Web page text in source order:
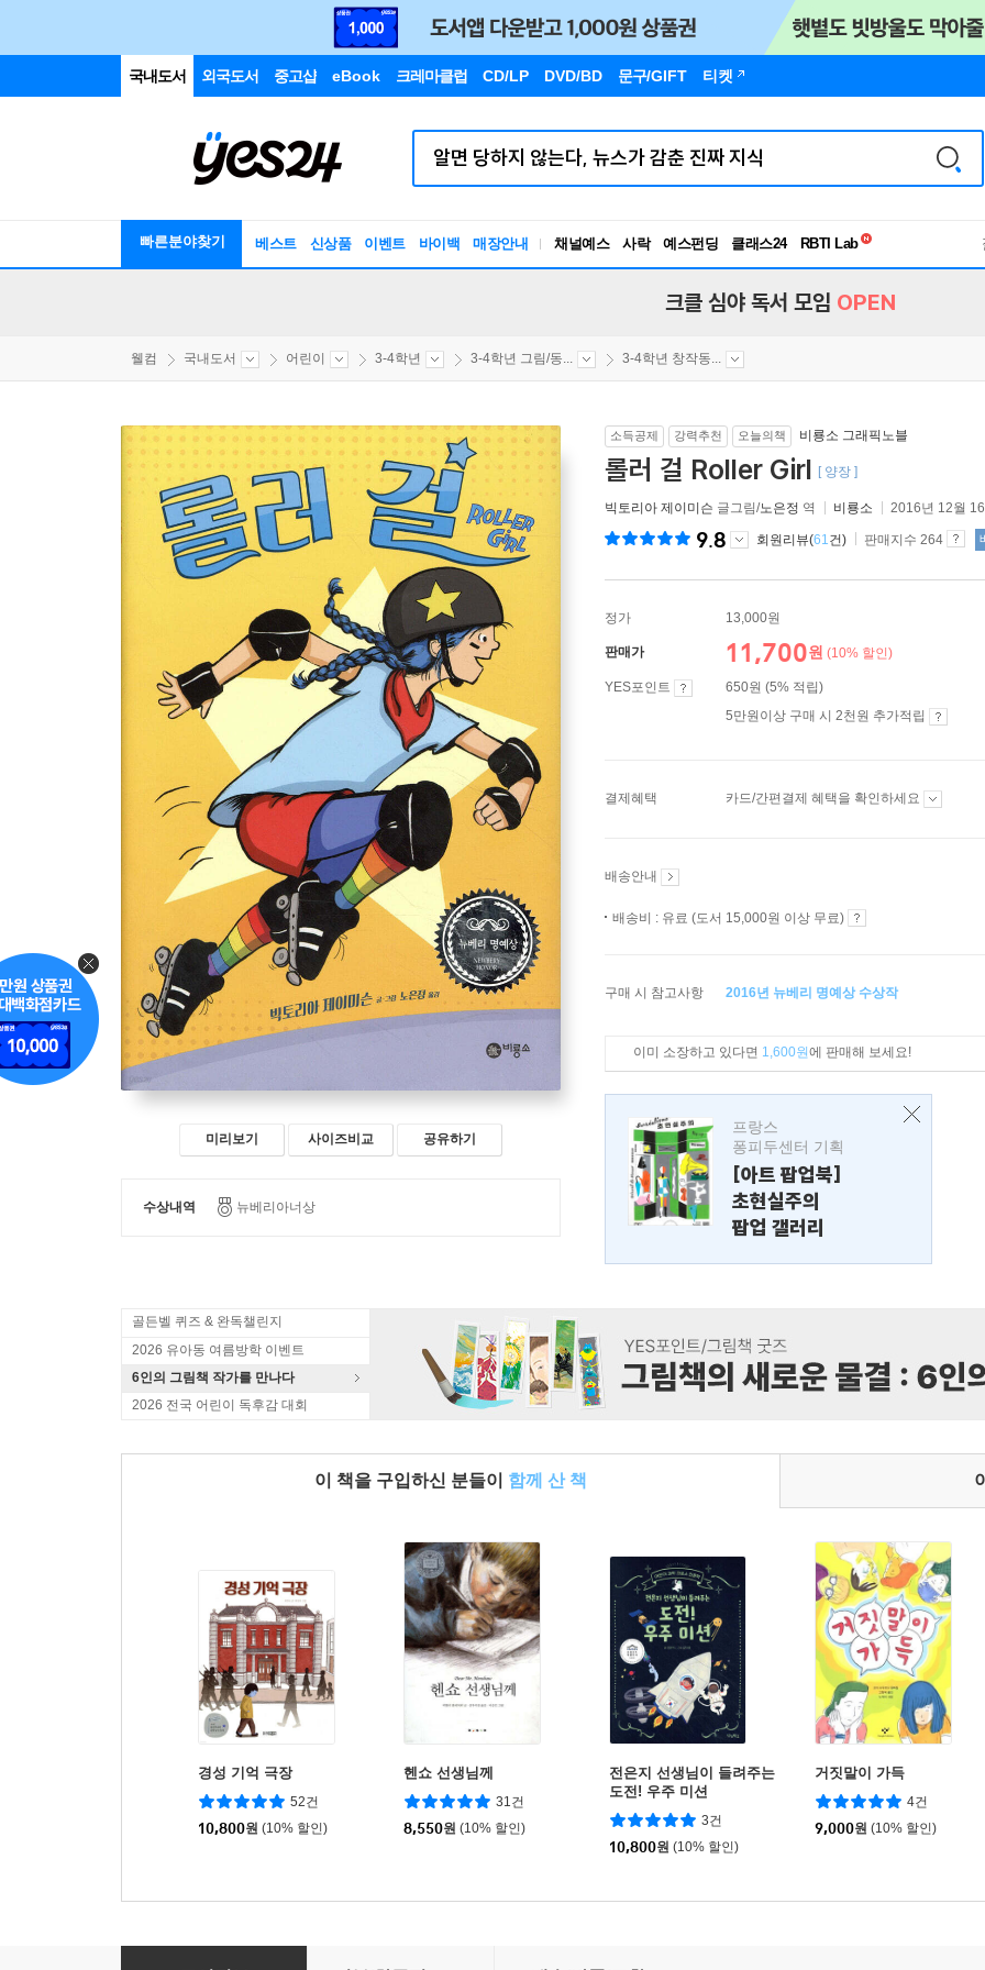
국내도서 외국도서 중고샵 eBook 크레마클럽 CD/LP DVD/BD 문구/GIFT 티켓
빠른분야찾기 베스트 신상품 이벤트 바이백 매장안내 채널예스 사락 예스펀딩 클래스24
RBTI Lab
독서유형검사
크클 심야 독서 모임 OPEN
웰컴 국내도서 어린이 3-4학년 3-4학년 그림/동... 3-4학년 창작동...
미리보기 사이즈비교 공유하기
수상내역 뉴베리아너상
소득공제 강력추천 오늘의책 비룡소 그래픽노블
롤러 걸 Roller Girl [ 양장 ]
빅토리아 제이미슨 글그림/노은정 역 비룡소 2016년 12월
9.8 회원리뷰(61건) 판매지수 264
정가 13,000원
판매가 11,700원 (10% 할인)
YES포인트
650원 (5% 적립)
5만원이상 구매 시 2천원 추가적립
결제혜택 카드/간편결제 혜택을 확인하세요
배송안내
배송비 : 유료 (도서 15,000원 이상 무료)
구매 시 참고사항 2016년 뉴베리 명예상 수상작
이미 소장하고 있다면 1,600원에 판매해 보세요!
프랑스
퐁피두센터 기획
[아트 팝업북]
초현실주의
팝업 갤러리
골든벨 퀴즈 & 완독챌린지
2026 유아동 여름방학 이벤트
6인의 그림책 작가를 만나다
2026 전국 어린이 독후감 대회
이 책을 구입하신 분들이 함께 산 책
경성 기억 극장
52건
10,800원 (10% 할인)
헨쇼 선생님께
31건
8,550원 (10% 할인)
전은지 선생님이 들려주는
도전! 우주 미션
3건
10,800원 (10% 할인)
거짓말이 가득
4건
9,000원 (10% 할인)